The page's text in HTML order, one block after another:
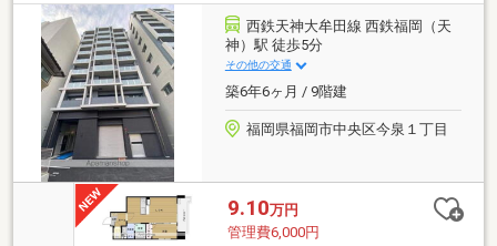
西鉄天神大牟田線 西鉄福岡（天
神）駅 徒歩5分
その他の交通
築6年6ヶ月 / 9階建
福岡県福岡市中央区今泉１丁目
9.10万円
管理費6,000円